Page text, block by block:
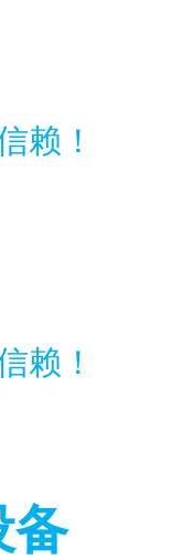
赖！
赖！
备